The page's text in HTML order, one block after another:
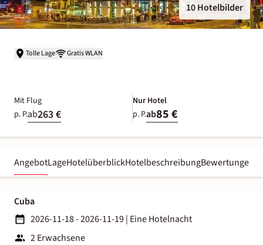
10 Hotelbilder
Tolle Lage Gratis WLAN
Mit Flug
p. P.ab263 €
Nur Hotel
p. P.ab85 €
AngebotLageHotelüberblickHotelbeschreibungBewertungen
Cuba
2026-11-18 - 2026-11-19| Eine Hotelnacht
2 Erwachsene